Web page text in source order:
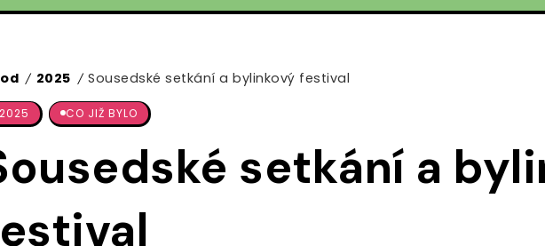
/ 2025 / Sousedské setkání a bylinkový festival
2025 CO JIŽ BYLO
setkání a